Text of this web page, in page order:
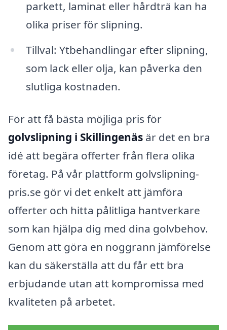
parkett, laminat eller hårdträ kan ha
olika priser för slipning.
Tillval: Ytbehandlingar efter slipning,
som lack eller olja, kan påverka den
slutliga kostnaden.
För att få bästa möjliga pris för
golvslipning i Skillingenäs är det en bra
idé att begära offerter från flera olika
företag. På vår plattform golvslipning-
pris.se gör vi det enkelt att jämföra
offerter och hitta pålitliga hantverkare
som kan hjälpa dig med dina golvbehov.
Genom att göra en noggrann jämförelse
kan du säkerställa att du får ett bra
erbjudande utan att kompromissa med
kvaliteten på arbetet.